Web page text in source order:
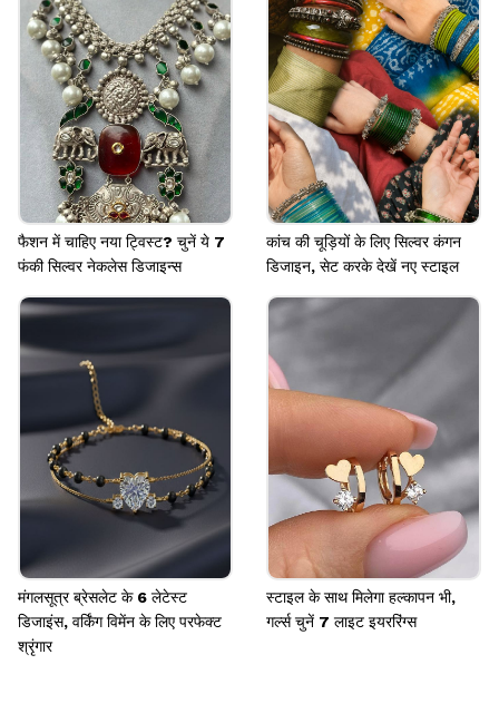
के स्टाइल कर सकते हैं।
Image credits: kundan_meena_by_sunar instagram
फैशन में चाहिए नया ट्विस्ट? चुनें ये 7
फंकी सिल्वर नेकलेस डिजाइन्स
कांच की चूड़ियों के लिए सिल्वर कंगन
डिजाइन, सेट करके देखें नए स्टाइल
मंगलसूत्र ब्रेसलेट के 6 लेटेस्ट
डिजाइंस, वर्किंग विमेंन के लिए परफेक्ट
श्रृंगार
स्टाइल के साथ मिलेगा हल्कापन भी,
गर्ल्स चुनें 7 लाइट इयररिंग्स